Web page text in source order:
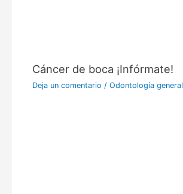
Cáncer de boca ¡Infórmate!
Deja un comentario /Odontología general